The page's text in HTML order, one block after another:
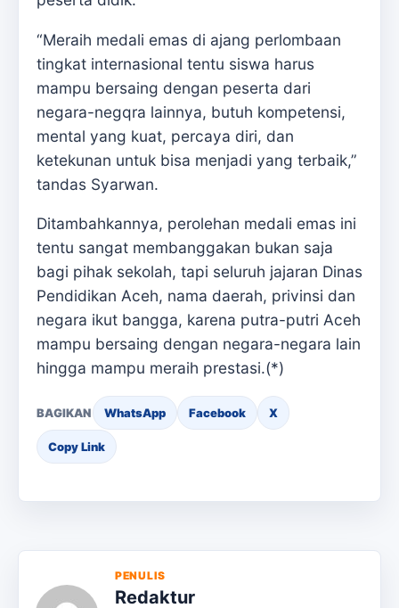
“Meraih medali emas di ajang perlombaan
tingkat internasional tentu siswa harus
mampu bersaing dengan peserta dari
negara-negqra lainnya, butuh kompetensi,
mental yang kuat, percaya diri, dan
ketekunan untuk bisa menjadi yang terbaik,”
tandas Syarwan.
Ditambahkannya, perolehan medali emas ini
tentu sangat membanggakan bukan saja
bagi pihak sekolah, tapi seluruh jajaran Dinas
Pendidikan Aceh, nama daerah, privinsi dan
negara ikut bangga, karena putra-putri Aceh
mampu bersaing dengan negara-negara lain
hingga mampu meraih prestasi.(*)
BAGIKAN WhatsApp Facebook X
Copy Link
PENULIS
Redaktur